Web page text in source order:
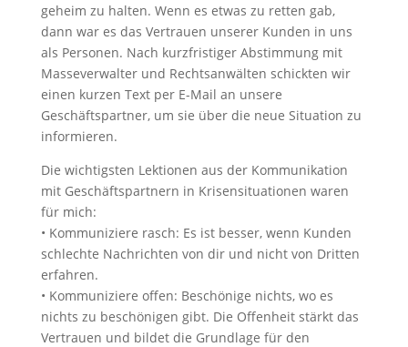
geheim zu halten. Wenn es etwas zu retten gab,
dann war es das Vertrauen unserer Kunden in uns
als Personen. Nach kurzfristiger Abstimmung mit
Masseverwalter und Rechtsanwälten schickten wir
einen kurzen Text per E-Mail an unsere
Geschäftspartner, um sie über die neue Situation zu
informieren.
Die wichtigsten Lektionen aus der Kommunikation
mit Geschäftspartnern in Krisensituationen waren
für mich:
• Kommuniziere rasch: Es ist besser, wenn Kunden
schlechte Nachrichten von dir und nicht von Dritten
erfahren.
• Kommuniziere offen: Beschönige nichts, wo es
nichts zu beschönigen gibt. Die Offenheit stärkt das
Vertrauen und bildet die Grundlage für den